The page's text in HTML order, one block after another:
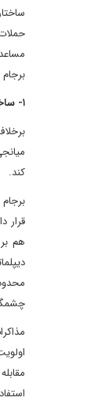
برجام
۱- ساختار مذاکرات دوجانبه ایران و آمریکا چشم‌انداز بهتری نسبت به مذاکرات ۱+۵ دارد
کند.
قرار